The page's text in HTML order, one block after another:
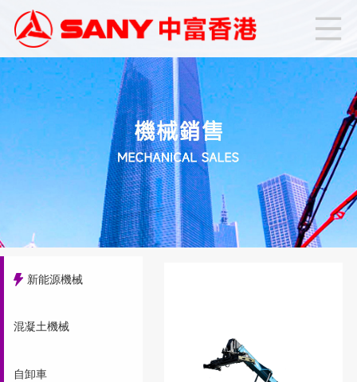
新能源機械
混凝土機械
自卸車